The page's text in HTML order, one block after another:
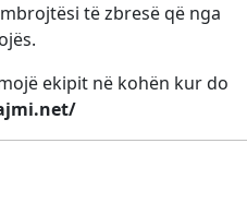
të zbresë që nga
ekipit në kohën kur do